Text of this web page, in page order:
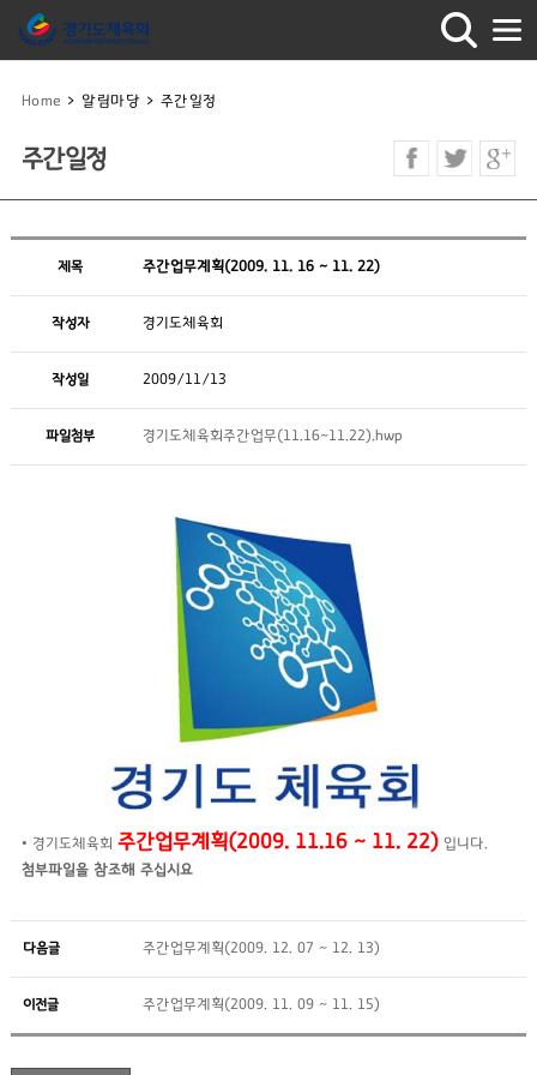
Home > 알림마당 > 주간일정
주간일정
제목 주간업무계획(2009. 11. 16 ~ 11. 22)
작성자 경기도체육회
작성일 2009/11/13
파일첨부 경기도체육회주간업무(11.16~11.22).hwp
• 경기도체육회 주간업무계획(2009. 11.16 ~ 11. 22)입니다.
첨부파일을 참조해 주십시요
다음글 주간업무계획(2009. 12. 07 ~ 12. 13)
이전글 주간업무계획(2009. 11. 09 ~ 11. 15)